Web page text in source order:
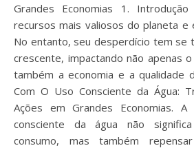
Grandes Economias 1.
recursos mais valiosos do planeta e
No entanto, seu desperdício tem se
crescente, impactando não apenas
também a economia e a qualidade
Com O Uso Consciente da Água:
Ações em Grandes Economias.
consciente da água não
consumo, mas também